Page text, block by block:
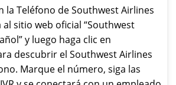
la Teléfono de Southwest Airlines
al sitio web oficial “Southwest
y luego haga clic en
descubrir el Southwest Airlines
Marque el número, siga las